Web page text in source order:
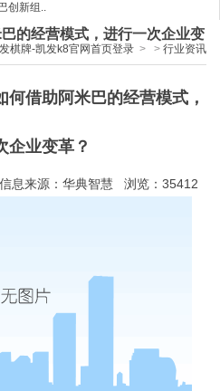
创新组..
的经营模式，进行一次企业变
棋牌-凯发k8官网首页登录 > > 行业资讯
何借助阿米巴的经营模式，
企业变革 ？
息来源：华典智慧 浏览：35412